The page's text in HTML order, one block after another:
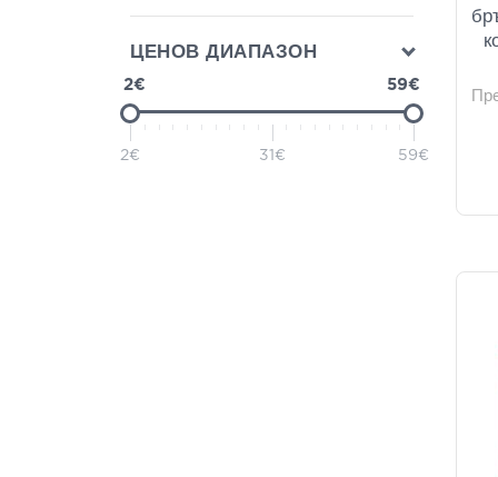
Macrovita(1)
Noxzema (1)
ЦЕНОВ ДИАПАЗОН
2€ 59€
2€ 31€ 59€